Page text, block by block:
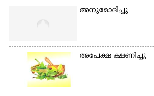
അനുമോദിച്ചു
അപേക്ഷ ക്ഷണിച്ചു